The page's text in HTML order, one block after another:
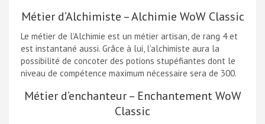
Métier d’Alchimiste – Alchimie WoW Classic
Le métier de l’Alchimie est un métier artisan, de rang 4 et
est instantané aussi. Grâce à lui, l’alchimiste aura la
possibilité de concoter des potions stupéfiantes dont le
niveau de compétence maximum nécessaire sera de 300.
Métier d’enchanteur – Enchantement WoW
Classic